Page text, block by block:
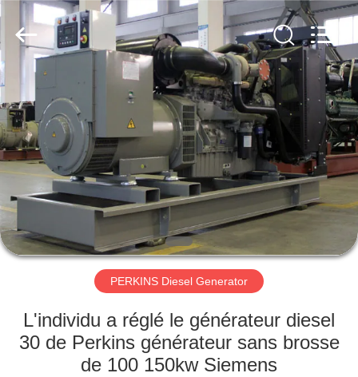
MAISON
PRODUITS
AU
SUJET
DE
NOUS
VISITE
D'USINE
Genor
Power
Equipment
Co.,
All
Reserved.
PERKINS Diesel Generator
L'individu a réglé le générateur diesel
30 de Perkins générateur sans brosse
de 100 150kw Siemens